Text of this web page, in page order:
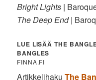
Bright Lights |
The Deep End|
LUE LISÄÄ THE
BANGLES
FINNA.FI
ArtikkelihakuThe